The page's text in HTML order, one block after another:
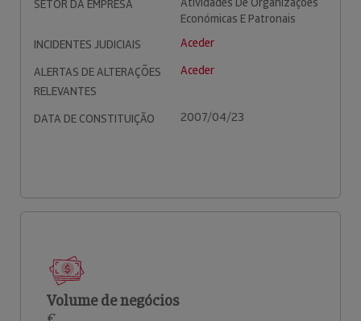
SETOR DA EMPRESA
Económicas E Patronais
INCIDENTES JUDICIAIS
Aceder
ALERTAS DE ALTERAÇÕES
RELEVANTES
Aceder
DATA DE CONSTITUIÇÃO 2007/04/23
Volume de negócios